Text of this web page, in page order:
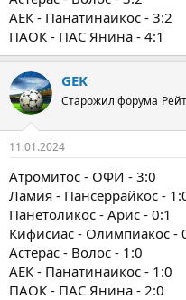
АЕК - Панатинаикос - 3:2
ПАОК - ПАС Янина - 4:1
GEK
Старожил форума
11.01.2024
Атромитос - ОФИ - 3:0
Ламия - Пансеррайкос -
Панетоликос - Арис - 0:1
Кифисиас - Олимпиакос -
Астерас - Волос - 1:0
АЕК - Панатинаикос - 1:0
ПАОК - ПАС Янина - 2:0